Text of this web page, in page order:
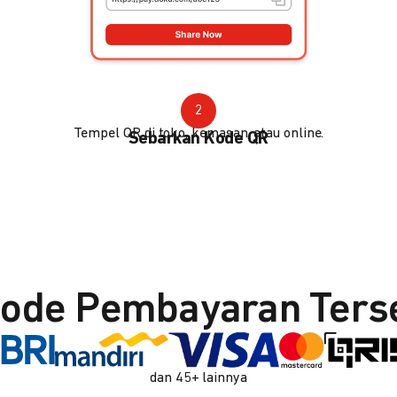
2
Sebarkan Kode QR
Tempel QR di toko, kemasan, atau online.
Pembayaran
dan 45+ lainnya